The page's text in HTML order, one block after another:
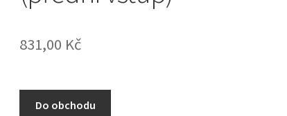
831,00 Kč
Do obchodu